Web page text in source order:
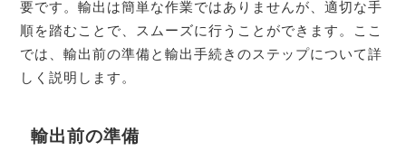
要です。輸出は簡単な作業ではありませんが、適切な手
順を踏むことで、スムーズに行うことができます。ここ
では、輸出前の準備と輸出手続きのステップについて詳
しく説明します。
輸出前の準備